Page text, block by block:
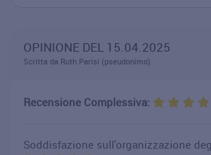
OPINIONE DEL 15.04.2025
Scritta da Ruth Parisi (pseudonimo)
Recensione Complessiva:
Soddisfazione sull'organizzazione